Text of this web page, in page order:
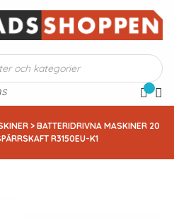
> BATTERIDRIVNA MASKINER 20
R3150EU-K1